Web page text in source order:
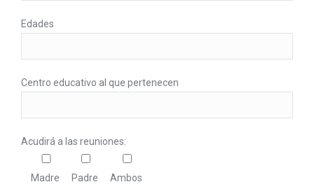
Edades
Centro educativo al que pertenecen
Acudirá a las reuniones:
Madre Padre Ambos